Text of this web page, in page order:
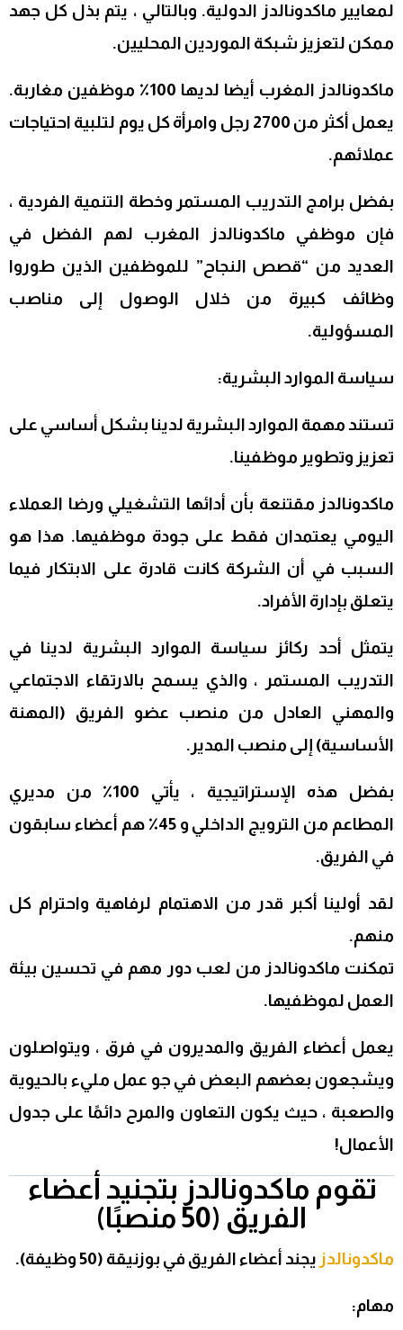
لمعايير ماكدونالدز الدولية. وبالتالي ، يتم بذل كل جهد
ممكن لتعزيز شبكة الموردين المحليين.
ماكدونالدز المغرب أيضا لديها 100٪ موظفين مغاربة.
يعمل أكثر من 2700 رجل وامرأة كل يوم لتلبية احتياجات
عملائهم.
بفضل برامج التدريب المستمر وخطة التنمية الفردية ،
فإن موظفي ماكدونالدز المغرب لهم الفضل في
العديد من “قصص النجاح” للموظفين الذين طوروا
وظائف كبيرة من خلال الوصول إلى مناصب
المسؤولية.
سياسة الموارد البشرية:
تستند مهمة الموارد البشرية لدينا بشكل أساسي على
تعزيز وتطوير موظفينا.
ماكدونالدز مقتنعة بأن أدائها التشغيلي ورضا العملاء
اليومي يعتمدان فقط على جودة موظفيها. هذا هو
السبب في أن الشركة كانت قادرة على الابتكار فيما
يتعلق بإدارة الأفراد.
يتمثل أحد ركائز سياسة الموارد البشرية لدينا في
التدريب المستمر ، والذي يسمح بالارتقاء الاجتماعي
والمهني العادل من منصب عضو الفريق (المهنة
الأساسية) إلى منصب المدير.
بفضل هذه الإستراتيجية ، يأتي 100٪ من مديري
المطاعم من الترويج الداخلي و 45٪ هم أعضاء سابقون
في الفريق.
لقد أولينا أكبر قدر من الاهتمام لرفاهية واحترام كل
منهم.
تمكنت ماكدونالدز من لعب دور مهم في تحسين بيئة
العمل لموظفيها.
يعمل أعضاء الفريق والمديرون في فرق ، ويتواصلون
ويشجعون بعضهم البعض في جو عمل مليء بالحيوية
والصعبة ، حيث يكون التعاون والمرح دائمًا على جدول
الأعمال!
تقوم ماكدونالدز بتجنيد أعضاء
الفريق (50 منصبًا)
ماكدونالدز يجند أعضاء الفريق في بوزنيقة (50 وظيفة).
مهام: